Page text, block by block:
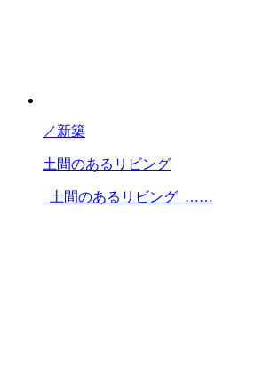
／新築
土間のあるリビング
土間のあるリビング ……